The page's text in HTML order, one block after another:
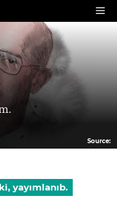
Source:
yayımlanıb.